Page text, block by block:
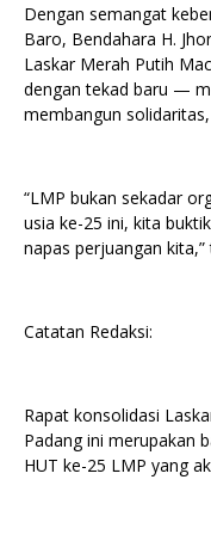
Dengan semangat
Baro, Bendahara H.
Laskar Merah Putih
dengan tekad baru —
membangun
“LMP bukan sekadar
usia ke-25 ini, kita
napas perjuangan
Catatan Redaksi:
Rapat konsolidasi
Padang ini merupakan
HUT ke-25 LMP yang